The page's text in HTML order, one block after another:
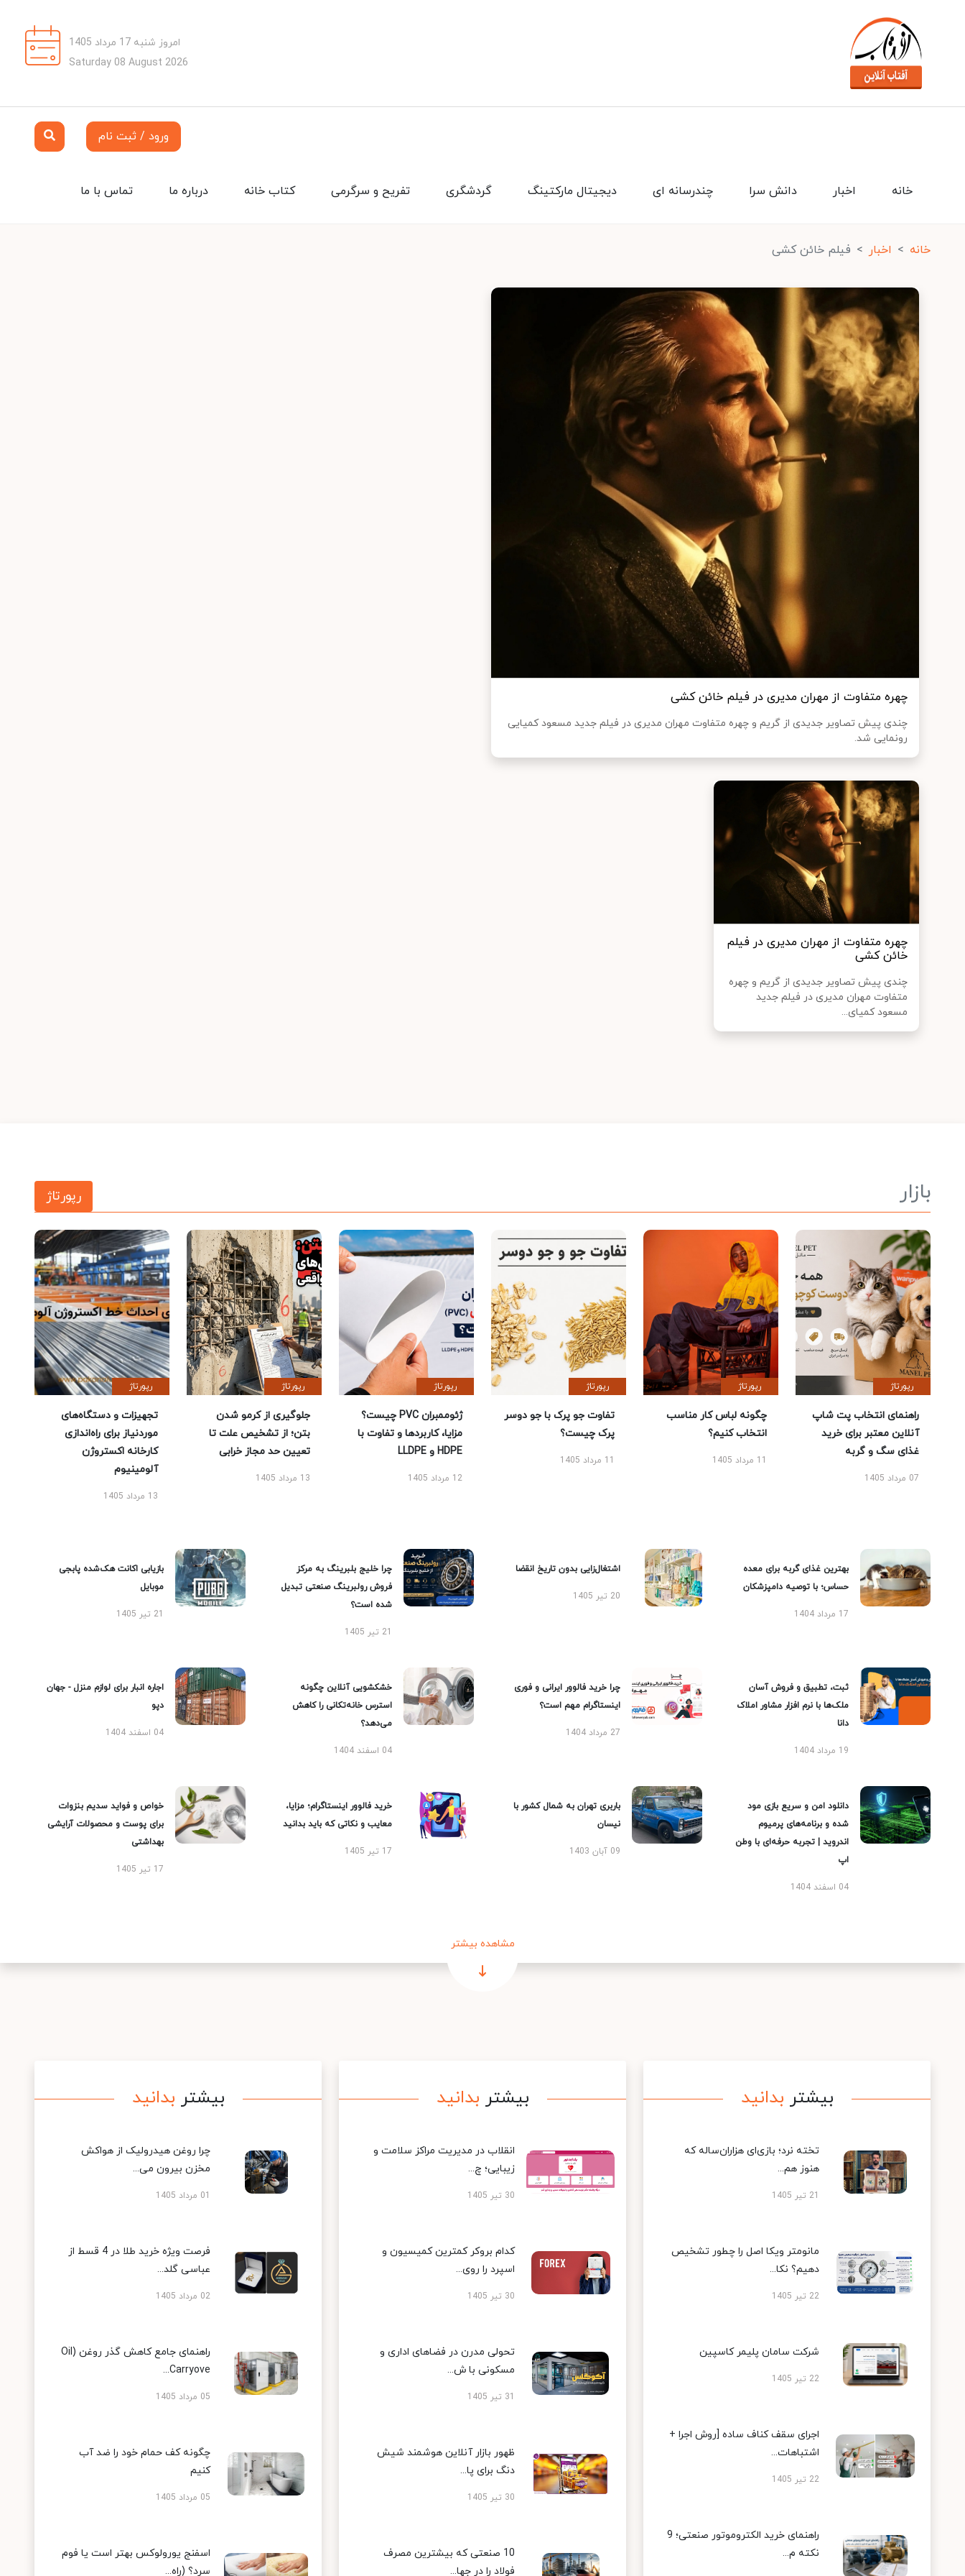
امروز شنبه 17 مرداد 1405
Saturday 08 August 2026
ورود / ثبت نام
تماس با ما درباره ما کتاب خانه تفریح و سرگرمی گردشگری دیجیتال مارکتینگ چندرسانه ای دانش سرا اخبار خانه
خانه اخبار فیلم خائن کشی
چهره متفاوت از مهران مدیری در فیلم خائن کشی
چندی پیش تصاویر جدیدی از گریم و چهره متفاوت مهران مدیری در فیلم جدید مسعود کمیایی
رونمایی شد.
چهره متفاوت از مهران مدیری در فیلم
خائن کشی
چندی پیش تصاویر جدیدی از گریم و چهره
متفاوت مهران مدیری در فیلم جدید
مسعود کمیای...
بازار رپورتاژ
رپورتاژ
راهنمای انتخاب پت شاپ
آنلاین معتبر برای خرید
غذای سگ و گربه
07 مرداد 1405
رپورتاژ
چگونه لباس کار مناسب
انتخاب کنیم؟
11 مرداد 1405
رپورتاژ
تفاوت جو پرک با جو دوسر
پرک چیست؟
11 مرداد 1405
رپورتاژ
ژئوممبران PVC چیست؟
مزایا، کاربردها و تفاوت با
HDPE و LLDPE
12 مرداد 1405
رپورتاژ
جلوگیری از کرمو شدن
بتن؛ از تشخیص علت تا
تعیین حد مجاز خرابی
13 مرداد 1405
رپورتاژ
تجهیزات و دستگاه‌های
موردنیاز برای راه‌اندازی
کارخانه اکستروژن
آلومینیوم
13 مرداد 1405
بهترین غذای گربه برای معده
حساس؛ با توصیه دامپزشکان
17 مرداد 1404
اشتغال‌زایی بدون تاریخ انقضا
20 تیر 1405
چرا خلیج بلبرینگ به مرکز
فروش رولبرینگ صنعتی تبدیل
شده است؟
21 تیر 1405
بازیابی اکانت هک‌شده پابجی
موبایل
21 تیر 1405
ثبت، تطبیق و فروش آسان
ملک‌ها با نرم افزار مشاور املاک
دانا
19 مرداد 1404
چرا خرید فالوور ایرانی و فوری
اینستاگرام مهم است؟
27 مرداد 1404
خشکشویی آنلاین چگونه
استرس خانه‌تکانی را کاهش
می‌دهد؟
04 اسفند 1404
اجاره انبار برای لوازم منزل - جهان
دپو
04 اسفند 1404
دانلود امن و سریع بازی مود
شده و برنامه‌های پرمیوم
اندروید | تجربه حرفه‌ای با وطن
اپ
04 اسفند 1404
باربری تهران به شمال کشور با
نیسان
09 آبان 1403
خرید فالوور اینستاگرام؛ مزایا،
معایب و نکاتی که باید بدانید
17 تیر 1405
خواص و فواید سدیم بنزوات
برای پوست و محصولات آرایشی
بهداشتی
17 تیر 1405
مشاهده بیشتر
بیشتر بدانید
تخته نرد؛ بازی‌ای هزاران‌ساله که
هنوز هم...
21 تیر 1405
مانومتر ویکا اصل را چطور تشخیص
دهیم؟ نکا...
22 تیر 1405
شرکت سامان پلیمر کاسپین
22 تیر 1405
اجرای سقف کناف ساده [روش اجرا +
اشتباهات...
22 تیر 1405
راهنمای خرید الکتروموتور صنعتی؛ 9
نکته م...
بیشتر بدانید
انقلاب در مدیریت مراکز سلامت و
زیبایی؛ چ...
30 تیر 1405
کدام بروکر کمترین کمیسیون و
اسپرد را روی...
30 تیر 1405
تحولی مدرن در فضاهای اداری و
مسکونی با ش...
31 تیر 1405
ظهور بازار آنلاین هوشمند شیش
دنگ برای پا...
30 تیر 1405
10 صنعتی که بیشترین مصرف
فولاد را در جها...
بیشتر بدانید
چرا روغن هیدرولیک از هواکش
مخزن بیرون می...
01 مرداد 1405
فرصت ویژه خرید طلا در 4 قسط از
عباسی گلد...
02 مرداد 1405
راهنمای جامع کاهش گذر روغن (Oil
Carryove...
05 مرداد 1405
چگونه کف حمام خود را ضد آب
کنیم
05 مرداد 1405
اسفنج یورولوکس بهتر است یا فوم
سرد؟ (راه...